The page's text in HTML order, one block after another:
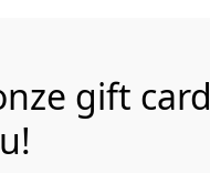
gift card